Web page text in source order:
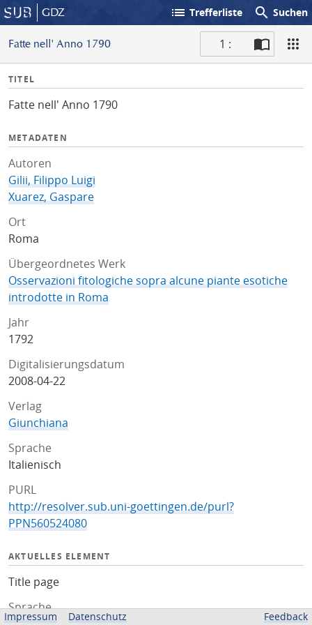
GDZ list Trefferliste search Suchen
Fatte nell' Anno 1790 1 :
I
f
TITEL
Fatte nell' Anno 1790
METADATEN
Autoren
Gilii, Filippo Luigi
Xuarez, Gaspare
Ort
Roma
Übergeordnetes Werk
Osservazioni fitologiche sopra alcune piante esotiche
introdotte in Roma
Jahr
1792
Digitalisierungsdatum
2008-04-22
Verlag
Giunchiana
Sprache
Italienisch
PURL
http://resolver.sub.uni-goettingen.de/purl?
PPN560524080
AKTUELLES ELEMENT
Title page
Sprache
Impressum Datenschutz Feedback